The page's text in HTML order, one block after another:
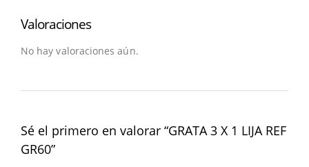
Valoraciones
No hay valoraciones aún.
Sé el primero en valorar “GRATA 3 X 1 LIJA REF
GR60”